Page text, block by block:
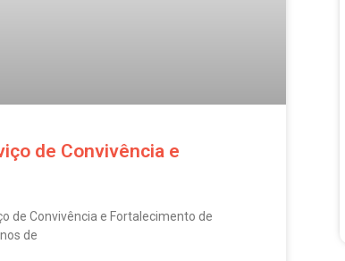
de Convivência e
de Convivência e Fortalecimento de
de